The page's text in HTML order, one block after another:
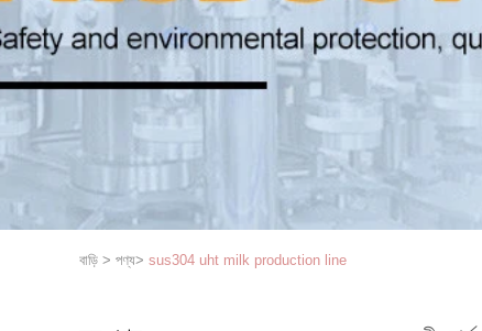
বাড়ি > পণ্য> sus304 uht milk production line